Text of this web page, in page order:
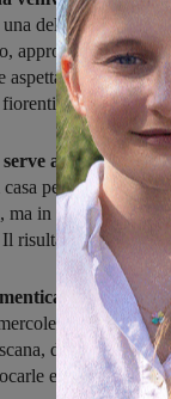
una delle candidate
approfittando
aspettative,
fiorentini a passare
serve a ricalibrarsi
però si
ma in ritardo, dai
risultato non
tutto in
il derby
domenica la
entrambe in